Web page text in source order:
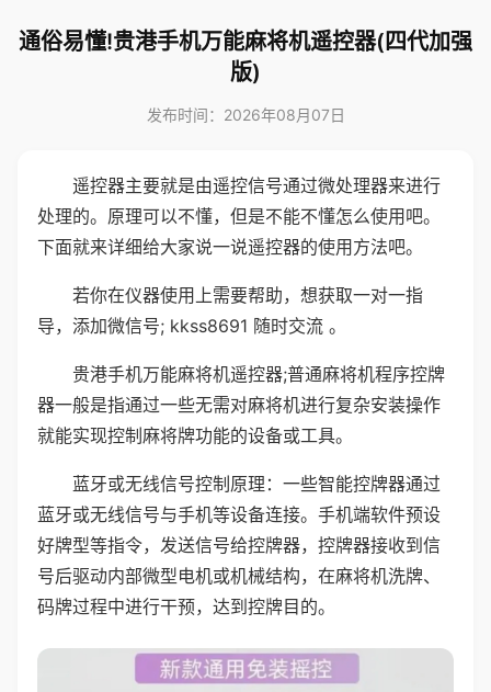
通俗易懂!贵港手机万能麻将机遥控器(四代加强
版)
发布时间：2026年08月07日
遥控器主要就是由遥控信号通过微处理器来进行
处理的。原理可以不懂，但是不能不懂怎么使用吧。
下面就来详细给大家说一说遥控器的使用方法吧。
若你在仪器使用上需要帮助，想获取一对一指
导，添加微信号; kkss8691 随时交流 。
贵港手机万能麻将机遥控器;普通麻将机程序控牌
器一般是指通过一些无需对麻将机进行复杂安装操作
就能实现控制麻将牌功能的设备或工具。
蓝牙或无线信号控制原理：一些智能控牌器通过
蓝牙或无线信号与手机等设备连接。手机端软件预设
好牌型等指令，发送信号给控牌器，控牌器接收到信
号后驱动内部微型电机或机械结构，在麻将机洗牌、
码牌过程中进行干预，达到控牌目的。